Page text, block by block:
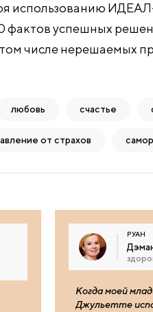
использованию
фактов успешных
числе нерешаемых
любовь счастье
от страхов
РУАН
Когда моей
Джульетте